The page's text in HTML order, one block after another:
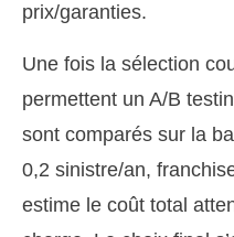
prix/garanties.
Une fois la sélection
permettent un A/B
sont comparés sur la
0,2 sinistre/an,
estime le coût total